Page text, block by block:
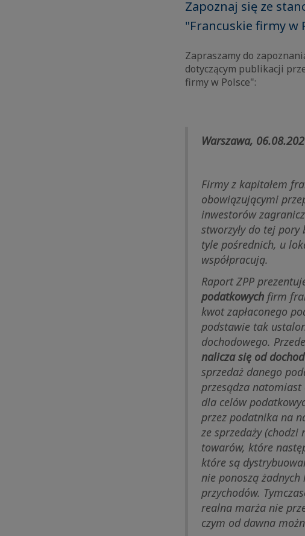
Zapoznaj się ze
"Francuskie firmy w
Zapraszamy do
dotyczącym publikacji
firmy w Polsce":
Warszawa,
Firmy z kapitałem
obowiązującymi
inwestorów
stworzyły do tej
tyle pośrednich, u
współpracują.
Raport ZPP
podatkowych firm
kwot zapłaconego
podstawie tak
dochodowego.
nalicza się od
sprzedaż danego
przesądza natomiast
dla celów
przez podatnika na
ze sprzedaży
towarów, które
które są
nie ponoszą
przychodów.
realna marża nie
czym od dawna